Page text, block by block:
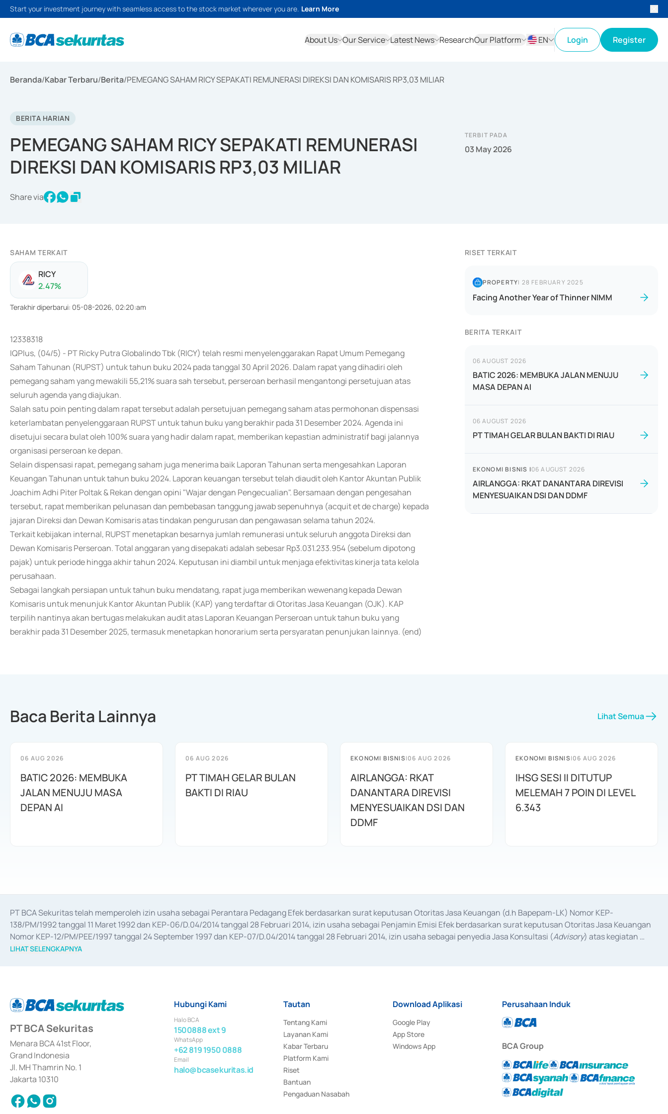
Start your investment journey with seamless access to the stock market wherever you are. Learn More
About Us Our Service Latest News ResearchOur Platform
EN
Login Register
Beranda/Kabar Terbaru/Berita/PEMEGANG SAHAM RICY SEPAKATI REMUNERASI DIREKSI DAN KOMISARIS RP3,03 MILIAR
BERITA HARIAN
PEMEGANG SAHAM RICY SEPAKATI REMUNERASI
DIREKSI DAN KOMISARIS RP3,03 MILIAR
Share via
TERBIT PADA
03 May 2026
SAHAM TERKAIT
RICY
2.47%
Terakhir diperbarui: 05-08-2026, 02:20:am
12338318
IQPlus, (04/5) - PT Ricky Putra Globalindo Tbk (RICY) telah resmi menyelenggarakan Rapat Umum Pemegang
Saham Tahunan (RUPST) untuk tahun buku 2024 pada tanggal 30 April 2026. Dalam rapat yang dihadiri oleh
pemegang saham yang mewakili 55,21% suara sah tersebut, perseroan berhasil mengantongi persetujuan atas
seluruh agenda yang diajukan.
Salah satu poin penting dalam rapat tersebut adalah persetujuan pemegang saham atas permohonan dispensasi
keterlambatan penyelenggaraan RUPST untuk tahun buku yang berakhir pada 31 Desember 2024. Agenda ini
disetujui secara bulat oleh 100% suara yang hadir dalam rapat, memberikan kepastian administratif bagi jalannya
organisasi perseroan ke depan.
Selain dispensasi rapat, pemegang saham juga menerima baik Laporan Tahunan serta mengesahkan Laporan
Keuangan Tahunan untuk tahun buku 2024. Laporan keuangan tersebut telah diaudit oleh Kantor Akuntan Publik
Joachim Adhi Piter Poltak & Rekan dengan opini "Wajar dengan Pengecualian". Bersamaan dengan pengesahan
tersebut, rapat memberikan pelunasan dan pembebasan tanggung jawab sepenuhnya (acquit et de charge) kepada
jajaran Direksi dan Dewan Komisaris atas tindakan pengurusan dan pengawasan selama tahun 2024.
Terkait kebijakan internal, RUPST menetapkan besarnya jumlah remunerasi untuk seluruh anggota Direksi dan
Dewan Komisaris Perseroan. Total anggaran yang disepakati adalah sebesar Rp3.031.233.954 (sebelum dipotong
pajak) untuk periode hingga akhir tahun 2024. Keputusan ini diambil untuk menjaga efektivitas kinerja tata kelola
perusahaan.
Sebagai langkah persiapan untuk tahun buku mendatang, rapat juga memberikan wewenang kepada Dewan
Komisaris untuk menunjuk Kantor Akuntan Publik (KAP) yang terdaftar di Otoritas Jasa Keuangan (OJK). KAP
terpilih nantinya akan bertugas melakukan audit atas Laporan Keuangan Perseroan untuk tahun buku yang
berakhir pada 31 Desember 2025, termasuk menetapkan honorarium serta persyaratan penunjukan lainnya. (end)
RISET TERKAIT
PROPERTY| 28 FEBRUARY 2025
Facing Another Year of Thinner NIMM
BERITA TERKAIT
06 AUGUST 2026
BATIC 2026: MEMBUKA JALAN MENUJU
MASA DEPAN AI
06 AUGUST 2026
PT TIMAH GELAR BULAN BAKTI DI RIAU
EKONOMI BISNIS |06 AUGUST 2026
AIRLANGGA: RKAT DANANTARA DIREVISI
MENYESUAIKAN DSI DAN DDMF
Baca Berita Lainnya Lihat Semua
06 AUG 2026
BATIC 2026: MEMBUKA
JALAN MENUJU MASA
DEPAN AI
06 AUG 2026
PT TIMAH GELAR BULAN
BAKTI DI RIAU
EKONOMI BISNIS|06 AUG 2026
AIRLANGGA: RKAT
DANANTARA DIREVISI
MENYESUAIKAN DSI DAN
DDMF
EKONOMI BISNIS|06 AUG 2026
IHSG SESI II DITUTUP
MELEMAH 7 POIN DI LEVEL
6.343
PT BCA Sekuritas telah memperoleh izin usaha sebagai Perantara Pedagang Efek berdasarkan surat keputusan Otoritas Jasa Keuangan (d.h Bapepam-LK) Nomor KEP-
138/PM/1992 tanggal 11 Maret 1992 dan KEP-06/D.04/2014 tanggal 28 Februari 2014, izin usaha sebagai Penjamin Emisi Efek berdasarkan surat keputusan Otoritas Jasa Keuangan
Nomor KEP-12/PM/PEE/1997 tanggal 24 September 1997 dan KEP-07/D.04/2014 tanggal 28 Februari 2014, izin usaha sebagai penyedia Jasa Konsultasi (Advisory) atas kegiatan
merger, akuisisi, divestasi, dan
LIHAT SELENGKAPNYA
PT BCA Sekuritas
Menara BCA 41st Floor,
Grand Indonesia
Jl. MH Thamrin No. 1
Jakarta 10310
Hubungi Kami
Halo BCA
1500888 ext 9
WhatsApp
+62 819 1950 0888
Email
halo@bcasekuritas.id
Tautan
Tentang Kami
Layanan Kami
Kabar Terbaru
Platform Kami
Riset
Bantuan
Pengaduan Nasabah
Download Aplikasi
Google Play
App Store
Windows App
Perusahaan Induk
BCA Group